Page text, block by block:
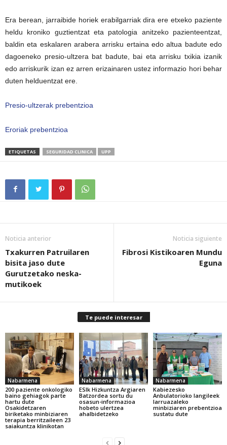
Era berean, jarraibide horiek erabilgarriak dira ere etxeko paziente
heldu kroniko guztientzat eta patologia anitzeko pazienteentzat,
baldin eta eskalaren arabera arrisku ertaina edo altua badute edo
dagoeneko presio-ultzera bat badute, bai eta arrisku txikia izanik
edo arriskurik izan ez arren erizainaren ustez informazio hori behar
duten helduentzat ere.
Presio-ultzerak prebentzioa
Eroriak prebentzioa
ETIQUETAS SEGURIDAD CLINICA UPP
Noticia anterior
Txakurren Patruilaren
bisita jaso dute
Gurutzetako neska-
mutikoek
Noticia siguiente
Fibrosi Kistikoaren Mundu
Eguna
Te puede interesar
Nabarmena
200 paziente onkologiko
baino gehiagok parte
hartu dute
Osakidetzaren
biriketako minbiziaren
terapia berritzaileen 23
saiakuntza klinikotan
Nabarmena
ESIk Hizkuntza Argiaren
Batzordea sortu du
osasun-informazioa
hobeto ulertzea
ahalbidetzeko
Nabarmena
Kabiezesko
Anbulatorioko langileek
larruazaleko
minbiziaren prebentzioa
sustatu dute